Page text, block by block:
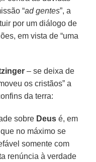
“ad gentes”, a
por um diálogo de
em vista de “uma
– se deixa de
os cristãos” a
da terra:
sobre Deus é, em
no máximo se
somente com
renúncia à verdade